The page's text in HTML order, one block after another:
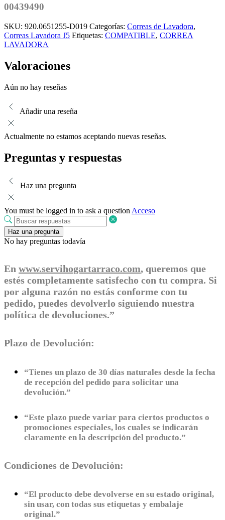
00439490
SKU: 920.0651255-D019 Categorías: Correas de Lavadora,
Correas Lavadora J5 Etiquetas: COMPATIBLE, CORREA
LAVADORA
Valoraciones
Aún no hay reseñas
Añadir una reseña
Actualmente no estamos aceptando nuevas reseñas.
Preguntas y respuestas
Haz una pregunta
You must be logged in to ask a questionAcceso
Haz una pregunta
No hay preguntas todavía
En www.servihogartarraco.com, queremos que
estés completamente satisfecho con tu compra. Si
por alguna razón no estás conforme con tu
pedido, puedes devolverlo siguiendo nuestra
política de devoluciones.”
Plazo de Devolución:
“Tienes un plazo de 30 días naturales desde la fecha
de recepción del pedido para solicitar una
devolución.”
“Este plazo puede variar para ciertos productos o
promociones especiales, los cuales se indicarán
claramente en la descripción del producto.”
Condiciones de Devolución:
“El producto debe devolverse en su estado original,
sin usar, con todas sus etiquetas y embalaje
original.”